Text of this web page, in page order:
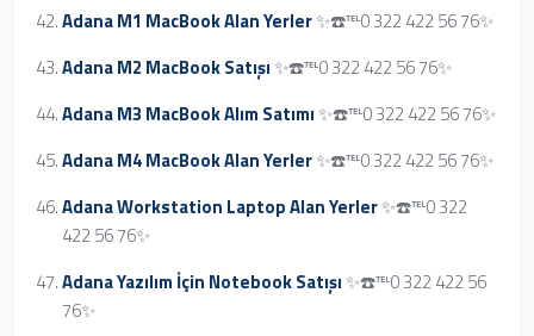
Adana M1 MacBook Alan Yerler✨☎️℡0 322 422 56 76✨
Adana M2 MacBook Satışı✨☎️℡0 322 422 56 76✨
Adana M3 MacBook Alım Satımı✨☎️℡0 322 422 56 76✨
Adana M4 MacBook Alan Yerler✨☎️℡0 322 422 56 76✨
Adana Workstation Laptop Alan Yerler✨☎️℡0 322
422 56 76✨
Adana Yazılım İçin Notebook Satışı✨☎️℡0 322 422 56
76✨